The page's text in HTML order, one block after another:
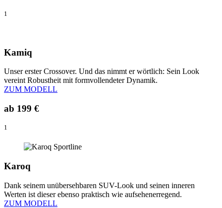
1
Kamiq
Unser erster Crossover. Und das nimmt er wörtlich: Sein Look
vereint Robustheit mit formvollendeter Dynamik.
ZUM MODELL
ab 199 €
1
Karoq
Dank seinem unübersehbaren SUV-Look und seinen inneren
Werten ist dieser ebenso praktisch wie aufsehenerregend.
ZUM MODELL